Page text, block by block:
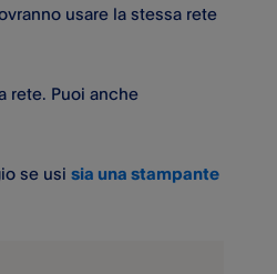
usare la stessa rete
rete. Puoi anche
se usi sia una stampante